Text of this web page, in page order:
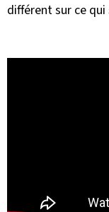
différent sur ce qui